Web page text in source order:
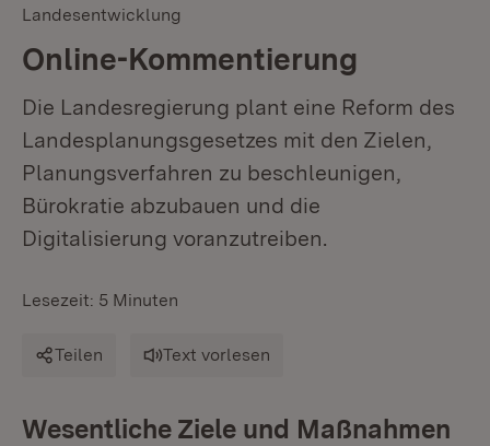
Landesentwicklung
Online-Kommentierung
Die Landesregierung plant eine Reform des
Landesplanungsgesetzes mit den Zielen,
Planungsverfahren zu beschleunigen,
Bürokratie abzubauen und die
Digitalisierung voranzutreiben.
Lesezeit: 5 Minuten
Teilen Text vorlesen
Wesentliche Ziele und Maßnahmen